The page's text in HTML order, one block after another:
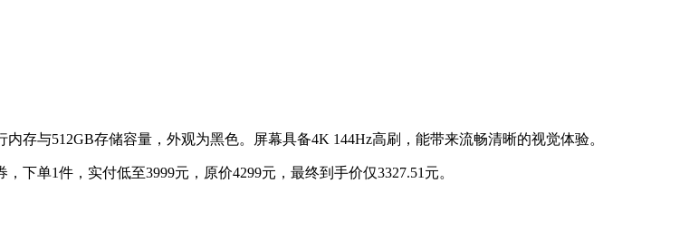
存与512GB存储容量，外观为黑色。屏幕具备4K 144Hz高刷，能带来流畅清晰的视觉体验。
下单1件，实付低至3999元，原价4299元，最终到手价仅3327.51元。